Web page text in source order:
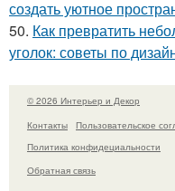
создать уютное
50. Как превратить
уголок: советы по
© 2026 Интерьер и Декор
Контакты
Пользовательское
Политика конфидециальности
Обратная связь